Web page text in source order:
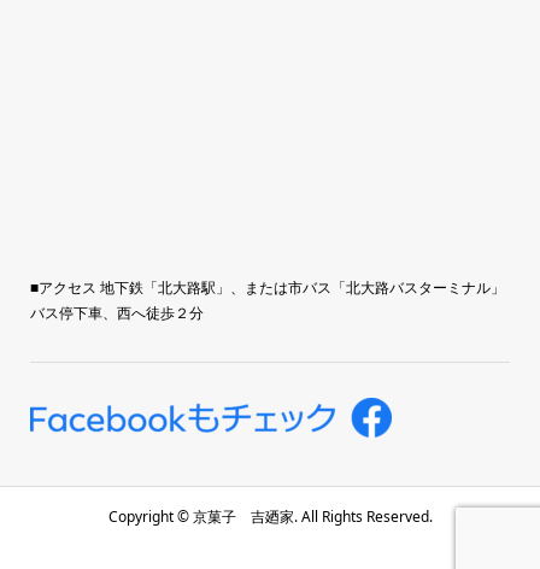
■アクセス 地下鉄「北大路駅」、または市バス「北大路バスターミナル」
バス停下車、西へ徒歩２分
Copyright ©京菓子 吉廼家. All Rights Reserved.